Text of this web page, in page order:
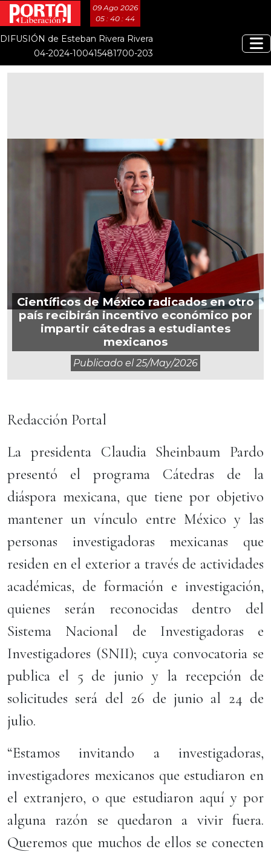
09 Ago 2026
05 : 40 : 45
DIFUSIÓN de Esteban Rivera Rivera
04-2024-100415481700-203
Científicos de México radicados en otro
país recibirán incentivo económico por
impartir cátedras a estudiantes
mexicanos
Publicado el25/may/2026
Redacción Portal
La presidenta Claudia Sheinbaum Pardo
presentó el programa Cátedras de la
diáspora mexicana, que tiene por objetivo
mantener un vínculo entre México y las
personas investigadoras mexicanas que
residen en el exterior a través de actividades
académicas, de formación e investigación,
quienes serán reconocidas dentro del
Sistema Nacional de Investigadoras e
Investigadores (SNII); cuya convocatoria se
publica el 5 de junio y la recepción de
solicitudes será del 26 de junio al 24 de
julio.
“Estamos invitando a investigadoras,
investigadores mexicanos que estudiaron en
el extranjero, o que estudiaron aquí y por
alguna razón se quedaron a vivir fuera.
Queremos que muchos de ellos se conecten